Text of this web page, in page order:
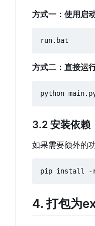
方式一：使用启
方式二：直接运
3.2 安装依赖
如果需要额外的
4. 打包为